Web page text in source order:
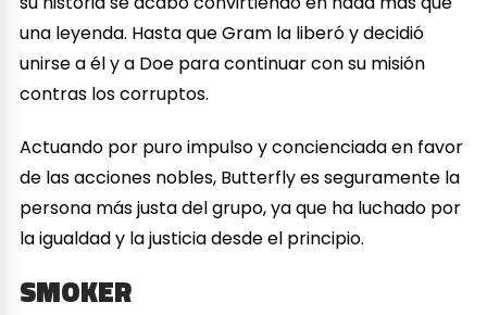
una leyenda. Hasta que Gram la liberó y decidió
unirse a él y a Doe para continuar con su misión
contras los corruptos.
Actuando por puro impulso y concienciada en favor
de las acciones nobles, Butterfly es seguramente la
persona más justa del grupo, ya que ha luchado por
la igualdad y la justicia desde el principio.
SMOKER